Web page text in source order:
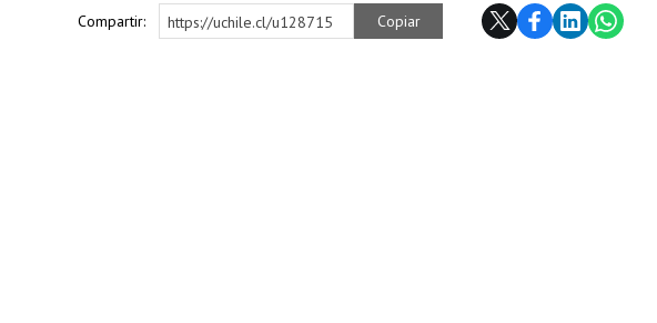
Compartir: https://uchile.cl/u128715 Copiar